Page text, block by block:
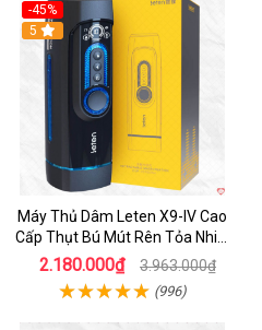
-45%
Hot
5
Máy Thủ Dâm Leten X9-IV Cao
Cấp Thụt Bú Mút Rên Tỏa Nhiệt
Sạc Pin
2.180.000₫ 3.963.000₫
(996)